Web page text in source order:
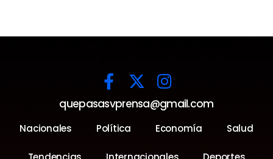
quepasasvprensa@gmail.com
Nacionales Política Economía Salud